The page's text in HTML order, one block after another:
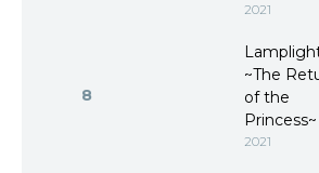
2021
8
~The
of the
Princess~
2021